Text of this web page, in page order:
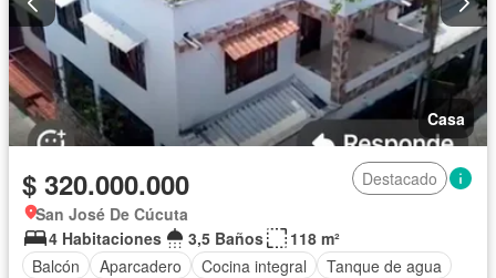
Casa
$ 320.000.000
Destacado
San José De Cúcuta
4 Habitaciones
3,5 Baños
118 m²
Balcón
Aparcadero Cocina integral Tanque de agua